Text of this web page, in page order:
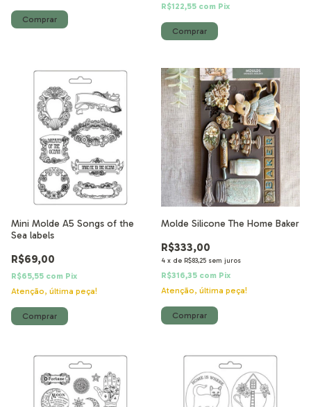
R$122,55 com Pix
Mini Molde A5 Songs of the
Sea labels
R$69,00
R$65,55 com Pix
Atenção, última peça!
Molde Silicone The Home Baker
R$333,00
4 x de R$83,25 sem juros
R$316,35 com Pix
Atenção, última peça!